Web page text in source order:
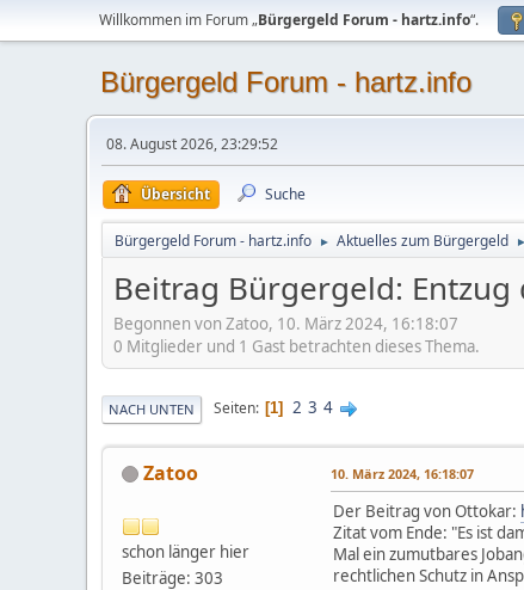
Willkommen im Forum „Bürgergeld Forum - hartz.info“.
Bürgergeld Forum - hartz.info
08. August 2026, 23:29:52
Übersicht Suche
Bürgergeld Forum - hartz.info ► Aktuelles zum Bürgergeld ►
Beitrag Bürgergeld:
Begonnen von Zatoo, 10. März 2024, 16:18:07
0 Mitglieder und 1 Gast betrachten dieses Thema.
NACH UNTEN Seiten 1 2 3 4
Zatoo
schon länger hier
Beiträge: 303
10. März 2024, 16:18:07
Der Beitrag von Ottokar:
Zitat vom Ende: "Es ist
Mal ein zumutbares
rechtlichen Schutz in